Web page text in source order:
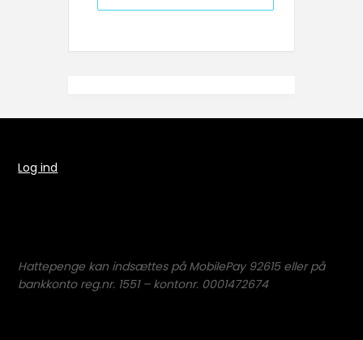
Log ind
Hattepenge kan indsættes på MobilePay 92615 eller på
bankkonto reg.nr. 1551 – kontonr. 0001472674